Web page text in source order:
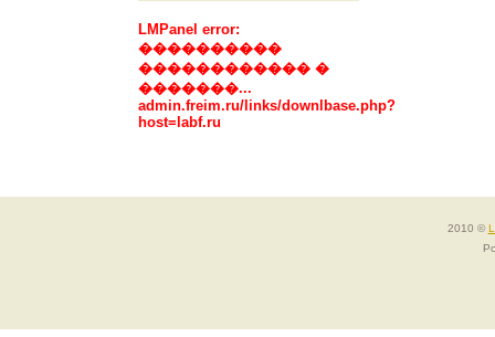
LMPanel error:
����������
������������ �
�������...
admin.freim.ru/links/downlbase.php?
host=labf.ru
2010 ©